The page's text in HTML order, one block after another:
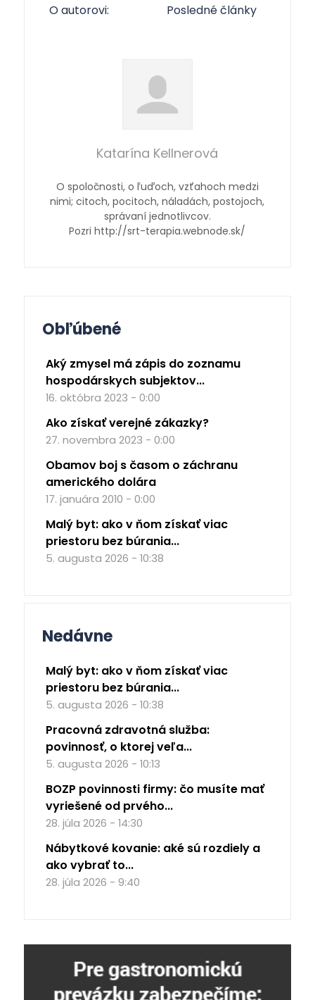
O autorovi: Posledné články
Katarína Kellnerová
O spoločnosti, o ľuďoch, vzťahoch medzi
nimi; citoch, pocitoch, náladách, postojoch,
správaní jednotlivcov.
Pozri http://srt-terapia.webnode.sk/
Obľúbené
Aký zmysel má zápis do zoznamu
hospodárskych subjektov...
16. októbra 2023 - 0:00
Ako získať verejné zákazky?
27. novembra 2023 - 0:00
Obamov boj s časom o záchranu
amerického dolára
17. januára 2010 - 0:00
Malý byt: ako v ňom získať viac
priestoru bez búrania...
5. augusta 2026 - 10:38
Nedávne
Malý byt: ako v ňom získať viac
priestoru bez búrania...
5. augusta 2026 - 10:38
Pracovná zdravotná služba:
povinnosť, o ktorej veľa...
5. augusta 2026 - 10:13
BOZP povinnosti firmy: čo musíte mať
vyriešené od prvého...
28. júla 2026 - 14:30
Nábytkové kovanie: aké sú rozdiely a
ako vybrať to...
28. júla 2026 - 9:40